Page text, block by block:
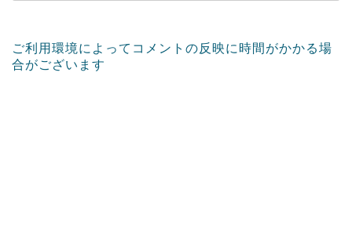
ご利用環境によってコメントの反映に時間がかかる場
合がございます